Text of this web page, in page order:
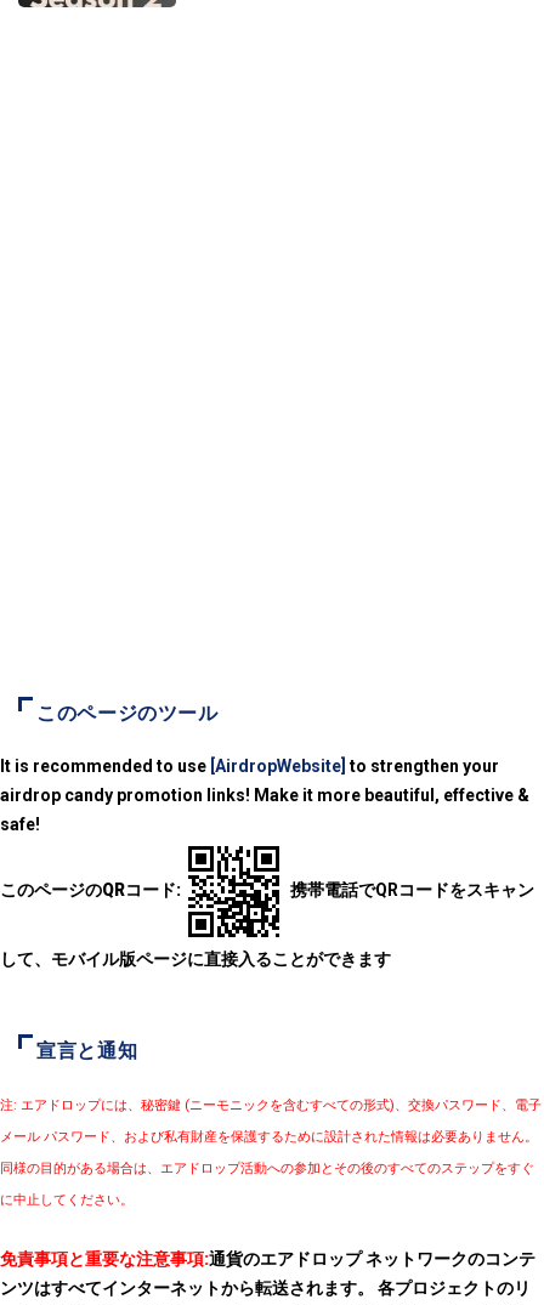
このページのツール
It is recommended to use [AirdropWebsite] to strengthen your
airdrop candy promotion links! Make it more beautiful, effective &
safe!
このページのQRコード: 携帯電話でQRコードをスキャン
して、モバイル版ページに直接入ることができます
宣言と通知
注: エアドロップには、秘密鍵 (ニーモニックを含むすべての形式)、交換パスワード、電子
メール パスワード、および私有財産を保護するために設計された情報は必要ありません。
同様の目的がある場合は、エアドロップ活動への参加とその後のすべてのステップをすぐ
に中止してください。
免責事項と重要な注意事項:通貨のエアドロップ ネットワークのコンテ
ンツはすべてインターネットから転送されます。 各プロジェクトのリ